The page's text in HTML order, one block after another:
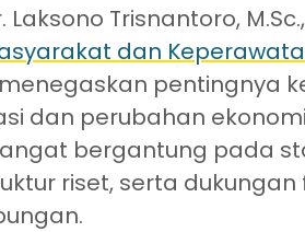
Trisnantoro,
dan
menegaskan pentingnya
dan perubahan
bergantung pada
riset, serta dukungan